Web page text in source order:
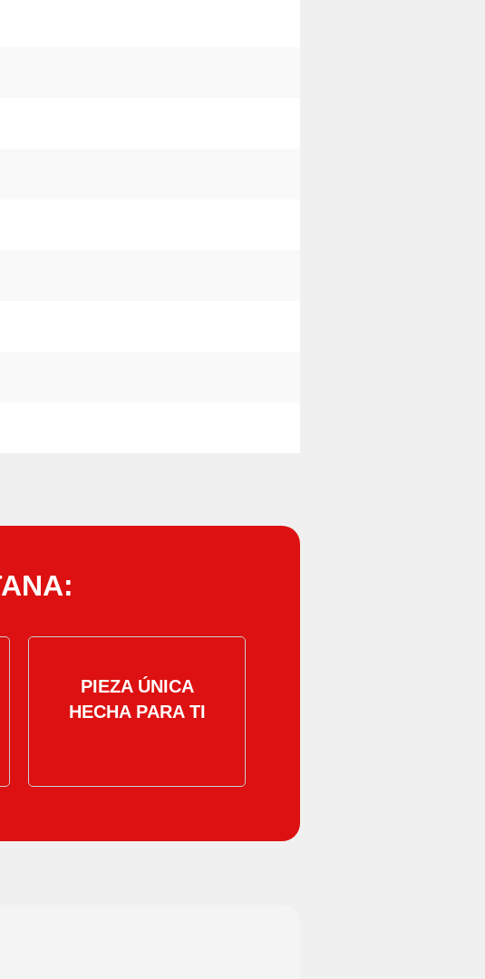
PIEZA ÚNICA
HECHA PARA TI